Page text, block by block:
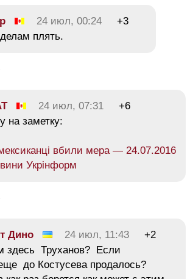
24 июл, 00:24
+3
плять.
24 июл, 07:31
+6
на заметку:
вбили мера — 24.07.2016
Укрінформ
Дино 24 июл, 11:43
+2
здесь Труханов? Если
до Костусева продалось?